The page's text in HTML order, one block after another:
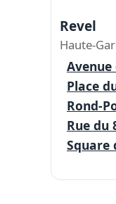
Revel
Haute-
Avenue
Place
Rond-
Rue du
Square